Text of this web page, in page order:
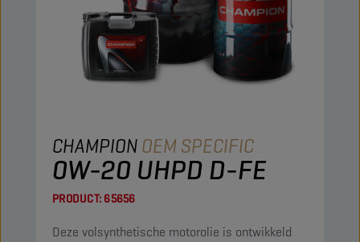
CHAMPIONOEM SPECIFIC
0W-20 UHPD D-FE
PRODUCT: 65656
Deze volsynthetische motorolie is ontwikkeld